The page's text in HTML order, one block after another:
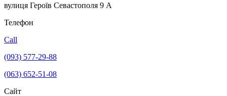
вулиця Героїв Севастополя 9 А
Телефон
Call
(093) 577-29-88
(063) 652-51-08
Сайт